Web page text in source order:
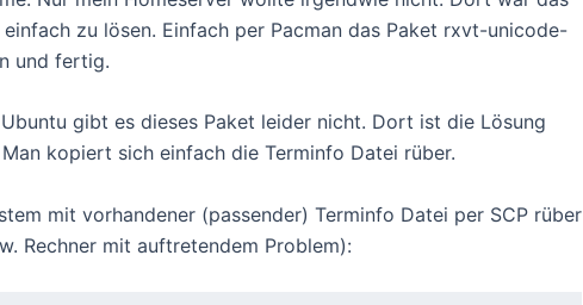
zu lösen. Einfach per Pacman das Paket rxvt-unicode-
und fertig.
gibt es dieses Paket leider nicht. Dort ist die Lösung
kopiert sich einfach die Terminfo Datei rüber.
mit vorhandener (passender) Terminfo Datei per SCP rüber
Rechner mit auftretendem Problem):